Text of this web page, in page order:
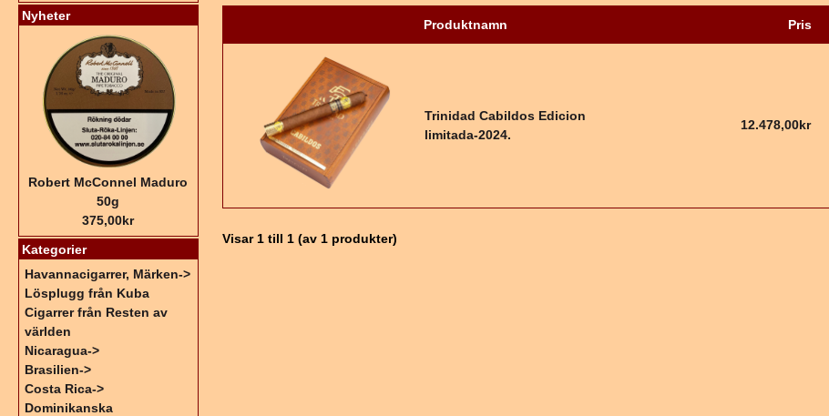
Produktnamn Pris
Trinidad Cabildos Edicion
limitada-2024.
12.478,00kr
Visar1till 1(av 1produkter)
Nyheter
Robert McConnel Maduro
50g
375,00kr
Kategorier
Havannacigarrer, Märken->
Lösplugg från Kuba
Cigarrer från Resten av
världen
Nicaragua->
Brasilien->
Costa Rica->
Dominikanska